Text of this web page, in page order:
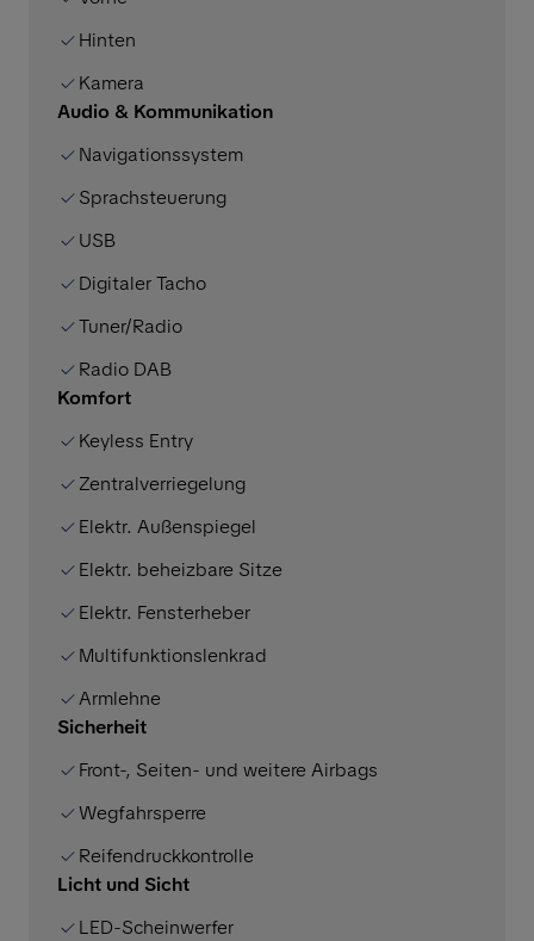
Hinten
Kamera
Audio & Kommunikation
Navigationssystem
Sprachsteuerung
USB
Digitaler Tacho
Tuner/Radio
Radio DAB
Komfort
Keyless Entry
Zentralverriegelung
Elektr. Außenspiegel
Elektr. beheizbare Sitze
Elektr. Fensterheber
Multifunktionslenkrad
Armlehne
Sicherheit
Front-, Seiten- und weitere Airbags
Wegfahrsperre
Reifendruckkontrolle
Licht und Sicht
LED-Scheinwerfer